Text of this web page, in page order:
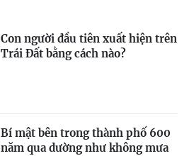
Con người đầu tiên xuất hiện trên
Trái Đất bằng cách nào?
Bí mật bên trong thành phố 600
năm qua dường như không mưa